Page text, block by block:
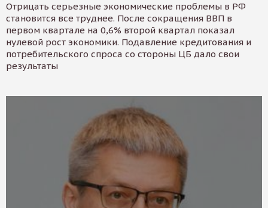
Отрицать серьезные экономические проблемы в РФ
становится все труднее. После сокращения ВВП в
первом квартале на 0,6% второй квартал показал
нулевой рост экономики. Подавление кредитования и
потребительского спроса со стороны ЦБ дало свои
результаты